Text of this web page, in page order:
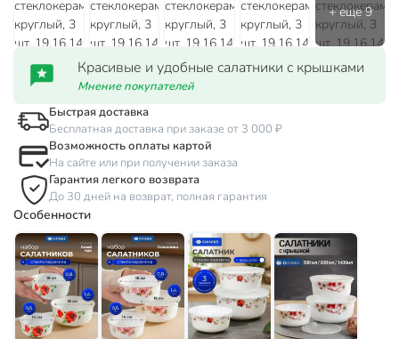
Красивые и удобные салатники с крышками
Мнение покупателей
Быстрая доставка
Бесплатная доставка при заказе от 3 000 ₽
Возможность оплаты картой
На сайте или при получении заказа
Гарантия легкого возврата
До 30 дней на возврат, полная гарантия
Особенности